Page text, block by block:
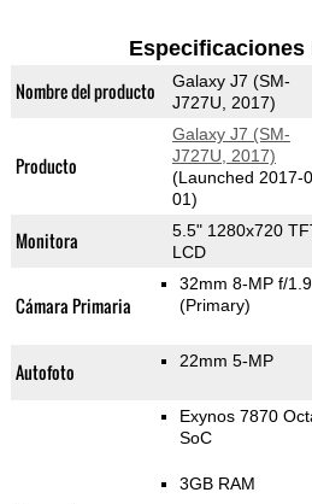
Especificaciones
Nombre del producto
Galaxy J7 (SM-
J727U, 2017)
Producto
Galaxy J7 (SM-
J727U, 2017)
(Launched 2017-
01)
Monitora
5.5" 1280x720
LCD
Cámara Primaria
32mm 8-MP f/1.9
(Primary)
Autofoto 22mm 5-MP
Exynos 7870
SoC
3GB RAM